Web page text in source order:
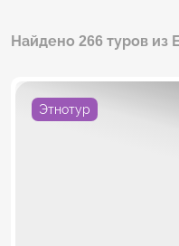
Найдено 266 туров из
Этнотур